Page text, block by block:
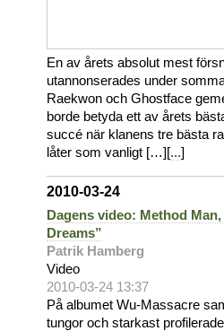
En av årets absolut mest
utannonserades under
Raekwon och Ghostface
borde betyda ett av årets
succé när klanens tre bästa
låter som vanligt […][...]
2010-03-24
Dagens video: Method
Dreams”
Patrik Hamberg
Video
2010-03-24 13:37
På albumet Wu-Massacre
tungor och starkast